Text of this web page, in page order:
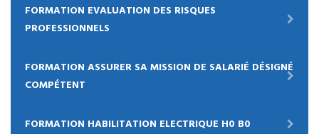
FORMATION EVALUATION DES RISQUES
PROFESSIONNELS
FORMATION ASSURER SA MISSION DE SALARIÉ DÉSIGNÉ
COMPÉTENT
FORMATION HABILITATION ELECTRIQUE H0 B0